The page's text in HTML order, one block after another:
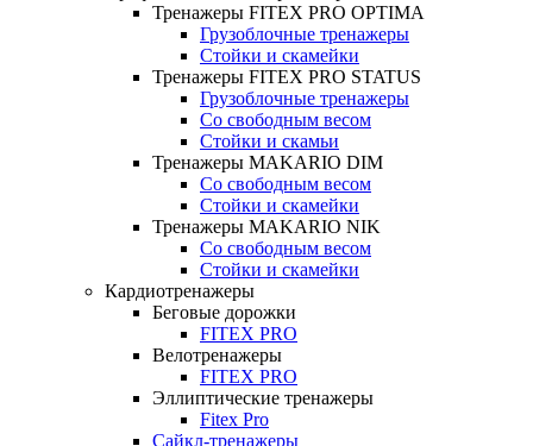
Тренажеры FITEX PRO OPTIMA
Грузоблочные тренажеры
Стойки и скамейки
Тренажеры FITEX PRO STATUS
Грузоблочные тренажеры
Со свободным весом
Стойки и скамьи
Тренажеры MAKARIO DIM
Со свободным весом
Стойки и скамейки
Тренажеры MAKARIO NIK
Со свободным весом
Стойки и скамейки
Кардиотренажеры
Беговые дорожки
FITEX PRO
Велотренажеры
FITEX PRO
Эллиптические тренажеры
Fitex Pro
Сайкл-тренажеры